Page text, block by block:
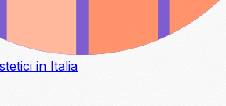
in Italia